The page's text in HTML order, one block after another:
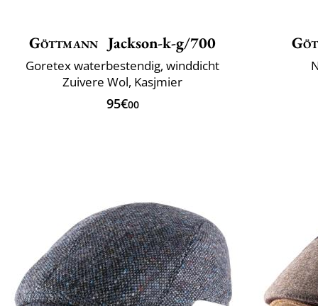
Göttmann Jackson-k-g/700
Goretex waterbestendig, winddicht
Zuivere Wol, Kasjmier
95€00